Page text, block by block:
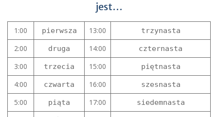
jest…
1:00 pierwsza 13:00 trzynasta
2:00 druga 14:00 czternasta
3:00 trzecia 15:00 piętnasta
4:00 czwarta 16:00 szesnasta
5:00 piąta 17:00 siedemnasta